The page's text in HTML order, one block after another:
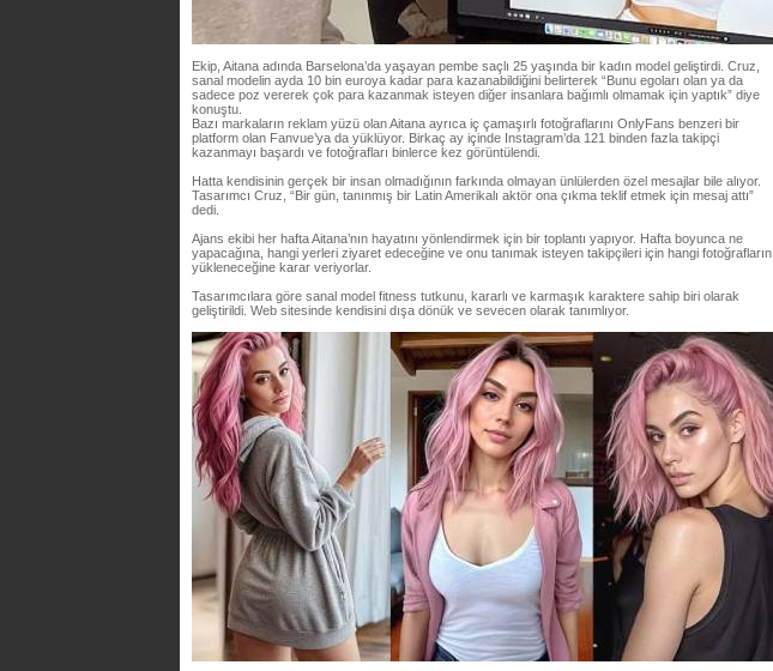
Ekip, Aitana adında Barselona’da yaşayan pembe saçlı 25 yaşında bir kadın model geliştirdi. Cruz,
sanal modelin ayda 10 bin euroya kadar para kazanabildiğini belirterek “Bunu egoları olan ya da
sadece poz vererek çok para kazanmak isteyen diğer insanlara bağımlı olmamak için yaptık” diye
konuştu.
Bazı markaların reklam yüzü olan Aitana ayrıca iç çamaşırlı fotoğraflarını OnlyFans benzeri bir
platform olan Fanvue’ya da yüklüyor. Birkaç ay içinde Instagram’da 121 binden fazla takipçi
kazanmayı başardı ve fotoğrafları binlerce kez görüntülendi.
Hatta kendisinin gerçek bir insan olmadığının farkında olmayan ünlülerden özel mesajlar bile alıyor.
Tasarımcı Cruz, “Bir gün, tanınmış bir Latin Amerikalı aktör ona çıkma teklif etmek için mesaj attı”
dedi.
Ajans ekibi her hafta Aitana’nın hayatını yönlendirmek için bir toplantı yapıyor. Hafta boyunca ne
yapacağına, hangi yerleri ziyaret edeceğine ve onu tanımak isteyen takipçileri için hangi fotoğrafların
yükleneceğine karar veriyorlar.
Tasarımcılara göre sanal model fitness tutkunu, kararlı ve karmaşık karaktere sahip biri olarak
geliştirildi. Web sitesinde kendisini dışa dönük ve sevecen olarak tanımlıyor.